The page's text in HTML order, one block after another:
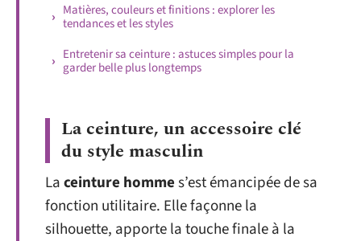
Matières, couleurs et finitions : explorer les
tendances et les styles
Entretenir sa ceinture : astuces simples pour la
garder belle plus longtemps
La ceinture, un accessoire clé
du style masculin
Laceinture hommes’est émancipée de sa
fonction utilitaire. Elle façonne la
silhouette, apporte la touche finale à la